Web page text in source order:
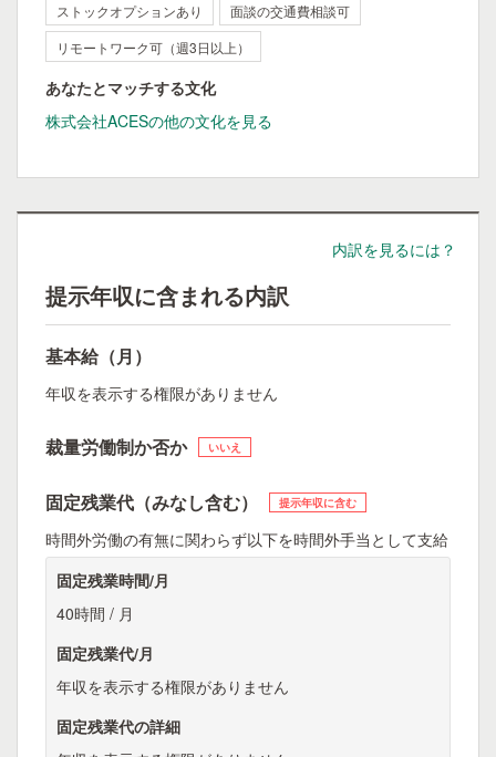
ストックオプションあり
面談の交通費相談可
リモートワーク可（週3日以上）
あなたとマッチする文化
株式会社ACESの他の文化を見る
内訳を見るには？
提示年収に含まれる内訳
基本給（月）
年収を表示する権限がありません
裁量労働制か否か いいえ
固定残業代（みなし含む） 提示年収に含む
時間外労働の有無に関わらず以下を時間外手当として支給
固定残業時間/月
40時間 / 月
固定残業代/月
年収を表示する権限がありません
固定残業代の詳細